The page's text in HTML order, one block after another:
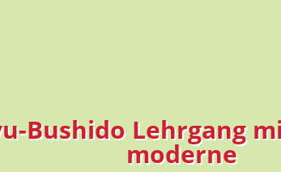
Bushido Lehrgang
moderne